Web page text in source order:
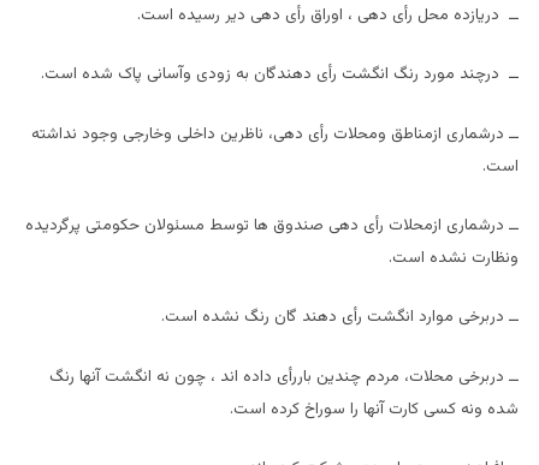
ــ دریازده محل رأی دهی ، اوراق رأی دهی دیر رسیده است.
ــ درچند مورد رنگ انگشت رأی دهندگان به زودی وآسانی پاک شده است.
ــ درشماری ازمناطق ومحلات رأی دهی، ناظرین داخلی وخارجی وجود نداشته
است.
ــ درشماری ازمحلات رأی دهی صندوق ها توسط مسئولان حکومتی پرگردیده
ونظارت نشده است.
ــ دربرخی موارد انگشت رأی دهند گان رنگ نشده است.
ــ دربرخی محلات، مردم چندین باررأی داده اند ، چون نه انگشت آنها رنگ
شده ونه کسی کارت آنها را سوراخ کرده است.